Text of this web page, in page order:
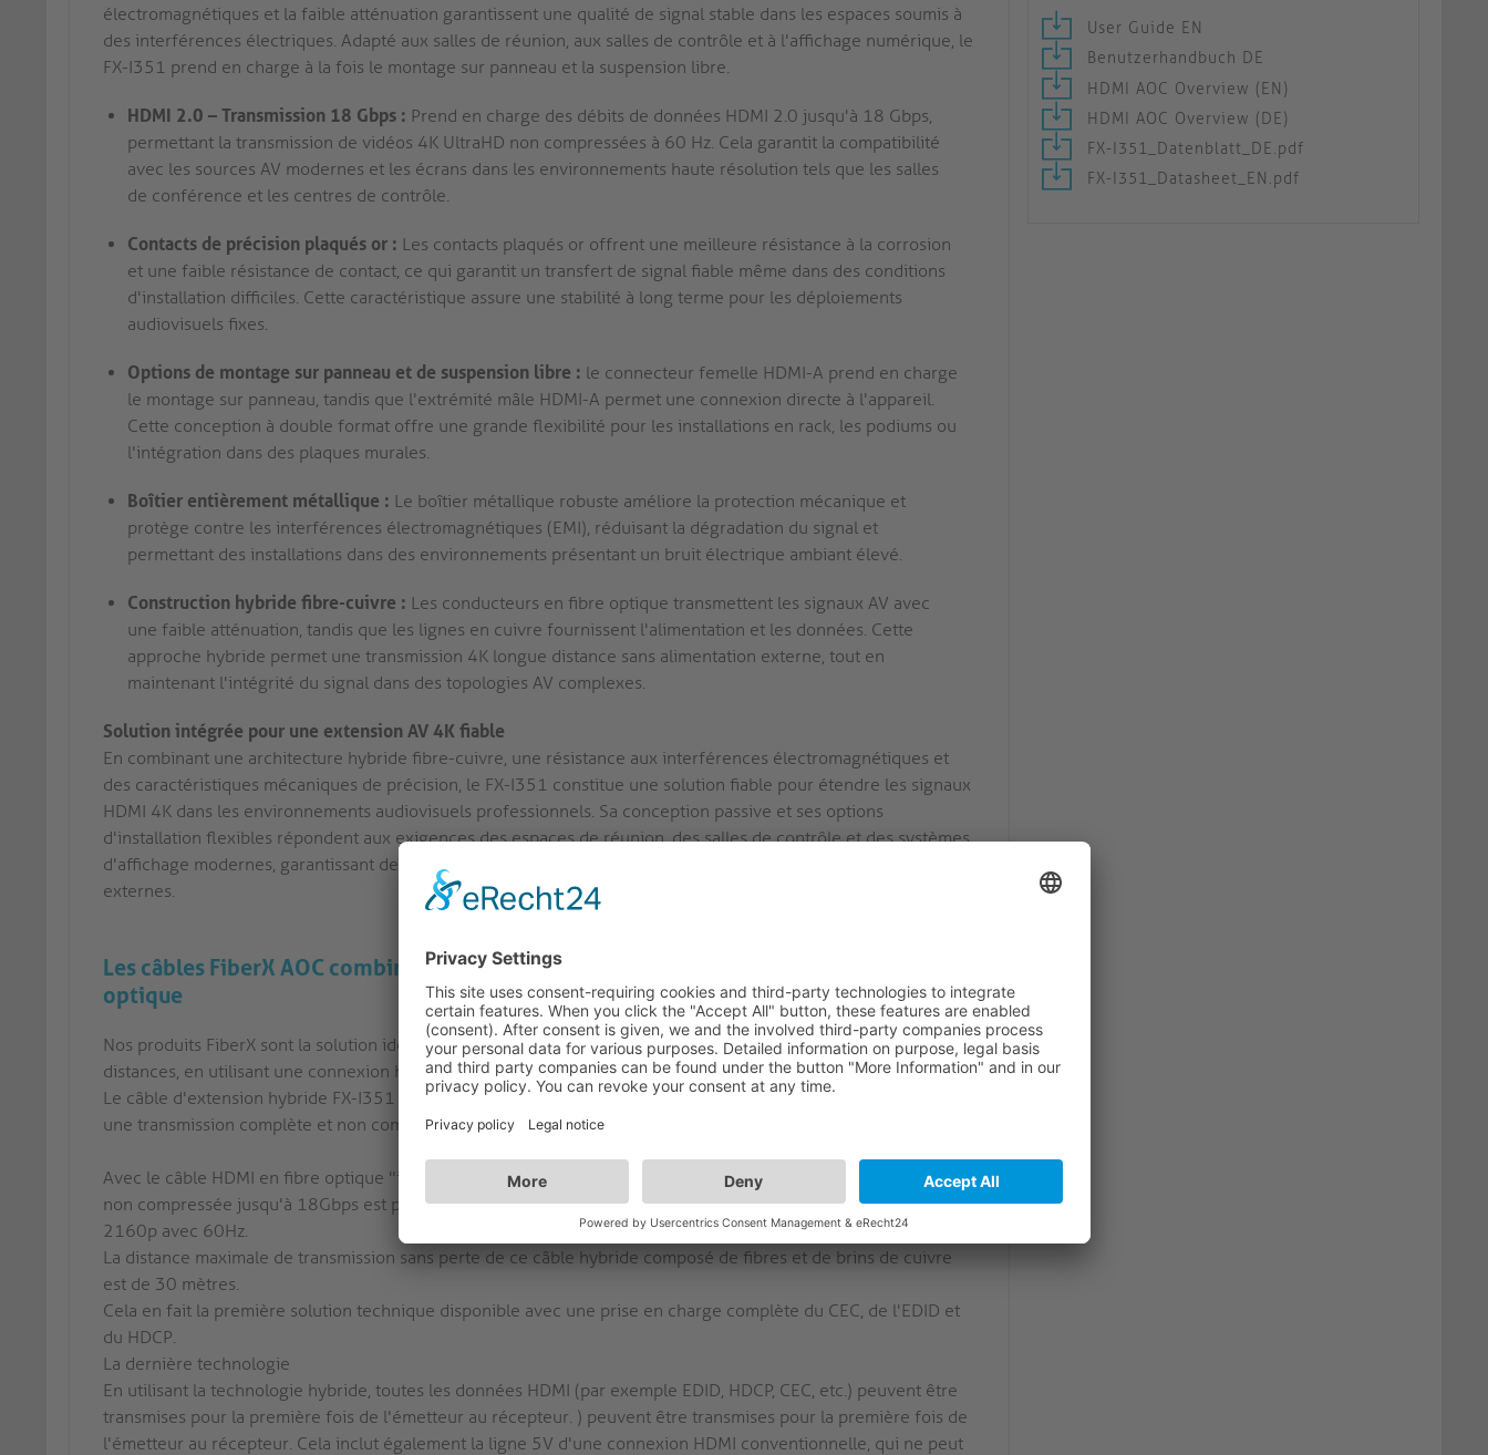
User Guide EN
Benutzerhandbuch DE
HDMI AOC Overview (EN)
HDMI AOC Overview (DE)
FX-I351_Datenblatt_DE.pdf
FX-I351_Datasheet_EN.pdf
électromagnétiques et la faible atténuation garantissent une qualité de signal stable dans les espaces soumis à
des interférences électriques. Adapté aux salles de réunion, aux salles de contrôle et à l'affichage numérique, le
FX-I351 prend en charge à la fois le montage sur panneau et la suspension libre.
HDMI 2.0 – Transmission 18 Gbps : Prend en charge des débits de données HDMI 2.0 jusqu'à 18 Gbps,
permettant la transmission de vidéos 4K UltraHD non compressées à 60 Hz. Cela garantit la compatibilité
avec les sources AV modernes et les écrans dans les environnements haute résolution tels que les salles
de conférence et les centres de contrôle.
Contacts de précision plaqués or : Les contacts plaqués or offrent une meilleure résistance à la corrosion
et une faible résistance de contact, ce qui garantit un transfert de signal fiable même dans des conditions
d'installation difficiles. Cette caractéristique assure une stabilité à long terme pour les déploiements
audiovisuels fixes.
Options de montage sur panneau et de suspension libre : le connecteur femelle HDMI-A prend en charge
le montage sur panneau, tandis que l'extrémité mâle HDMI-A permet une connexion directe à l'appareil.
Cette conception à double format offre une grande flexibilité pour les installations en rack, les podiums ou
l'intégration dans des plaques murales.
Boîtier entièrement métallique : Le boîtier métallique robuste améliore la protection mécanique et
protège contre les interférences électromagnétiques (EMI), réduisant la dégradation du signal et
permettant des installations dans des environnements présentant un bruit électrique ambiant élevé.
Construction hybride fibre-cuivre : Les conducteurs en fibre optique transmettent les signaux AV avec
une faible atténuation, tandis que les lignes en cuivre fournissent l'alimentation et les données. Cette
approche hybride permet une transmission 4K longue distance sans alimentation externe, tout en
maintenant l'intégrité du signal dans des topologies AV complexes.
Solution intégrée pour une extension AV 4K fiable
En combinant une architecture hybride fibre-cuivre, une résistance aux interférences électromagnétiques et
des caractéristiques mécaniques de précision, le FX-I351 constitue une solution fiable pour étendre les signaux
HDMI 4K dans les environnements audiovisuels professionnels. Sa conception passive et ses options
d'installation flexibles répondent aux exigences des espaces de réunion, des salles de contrôle et des systèmes
d'affichage modernes, garantissant des performances constantes sans avoir besoin de sources d'alimentation
externes.
Les câbles FiberX AOC combinent le meilleur des technologies du cuivre et de la fibre
optique
Nos produits FiberX sont la solution idéale pour transmettre des signaux vidéo et audio sur de longues
distances, en utilisant une connexion hybride en fibre.
Le câble d'extension hybride FX-I351 AOC est composé de conducteurs en cuivre et en fibre et permet ainsi
une transmission complète et non compressée en 4K 60Hz sur une distance maximale de 30m.
Avec le câble HDMI en fibre optique "intégré" AOC FX-I351 de notre série FiberX, la transmission sans perte et
non compressée jusqu'à 18Gbps est possible, ce qui permet de transmettre des contenus en UltraHD / 4K /
2160p avec 60Hz.
La distance maximale de transmission sans perte de ce câble hybride composé de fibres et de brins de cuivre
est de 30 mètres.
Cela en fait la première solution technique disponible avec une prise en charge complète du CEC, de l'EDID et
du HDCP.
La dernière technologie
En utilisant la technologie hybride, toutes les données HDMI (par exemple EDID, HDCP, CEC, etc.) peuvent être
transmises pour la première fois de l'émetteur au récepteur. ) peuvent être transmises pour la première fois de
l'émetteur au récepteur. Cela inclut également la ligne 5V d'une connexion HDMI conventionnelle, qui ne peut